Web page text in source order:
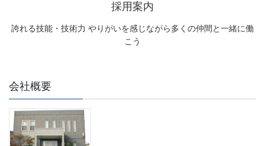
採用案内
誇れる技能・技術力 やりがいを感じながら多くの仲間と一緒に働
こう
会社概要